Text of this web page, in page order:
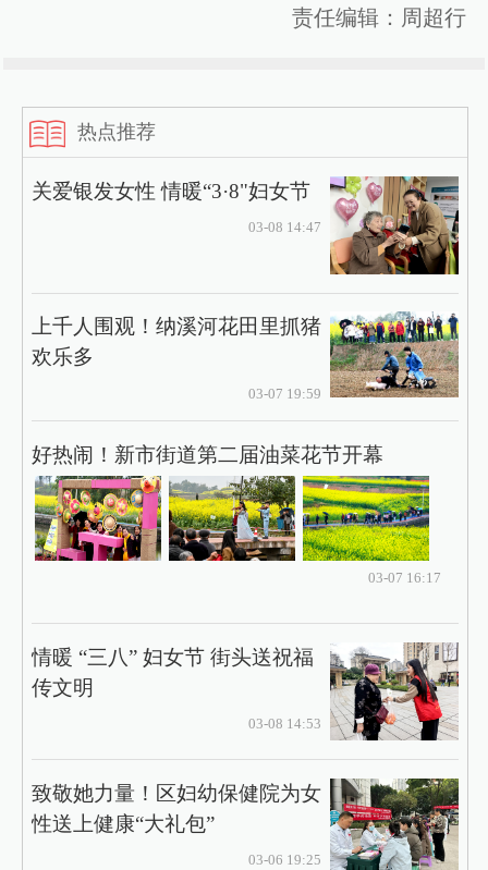
责任编辑：周超行
热点推荐
关爱银发女性 情暖“3·8"妇女节
03-08 14:47
上千人围观！纳溪河花田里抓猪
欢乐多
03-07 19:59
好热闹！新市街道第二届油菜花节开幕
03-07 16:17
情暖 “三八” 妇女节 街头送祝福
传文明
03-08 14:53
致敬她力量！区妇幼保健院为女
性送上健康“大礼包”
03-06 19:25